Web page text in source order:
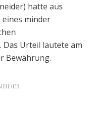
hatte aus
eines minder
Urteil lautete am
Bewährung.